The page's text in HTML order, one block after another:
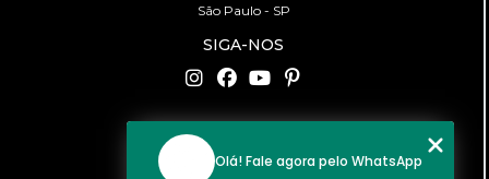
São Paulo - SP
SIGA-NOS
CONTATO
(11) 94519-2422
Olá! Fale agora pelo WhatsApp